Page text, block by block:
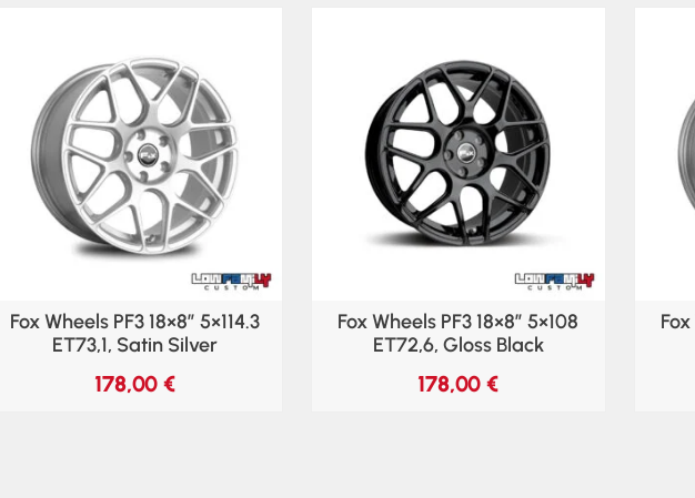
Fox Wheels PF3 18×8″ 5×114.3
ET73,1, Satin Silver
178,00 €
Fox Wheels PF3 18×8″ 5×108
ET72,6, Gloss Black
178,00€